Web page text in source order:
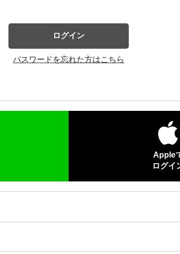
ログイン
パスワードを忘れた方はこちら
Apple
ログイ